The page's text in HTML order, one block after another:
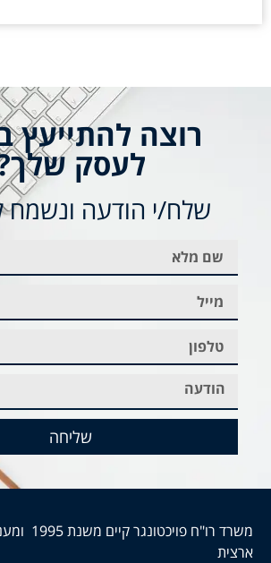
רוצה להתייעץ
לעסק
שלח/י הודעה ונשמח
שליחה
משרד
ארצית